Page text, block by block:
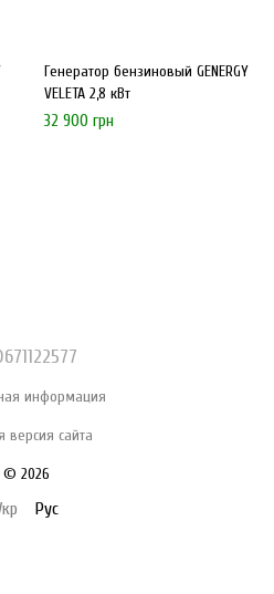
Генератор бензиновый GENERGY
VELETA 2,8 кВт
32 900 грн
информация
версия сайта
© 2026
Рус